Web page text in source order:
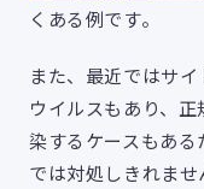
くある例です。
また、最近ではサ
ウイルスもあり、
染するケースもあ
では対処しきれませ